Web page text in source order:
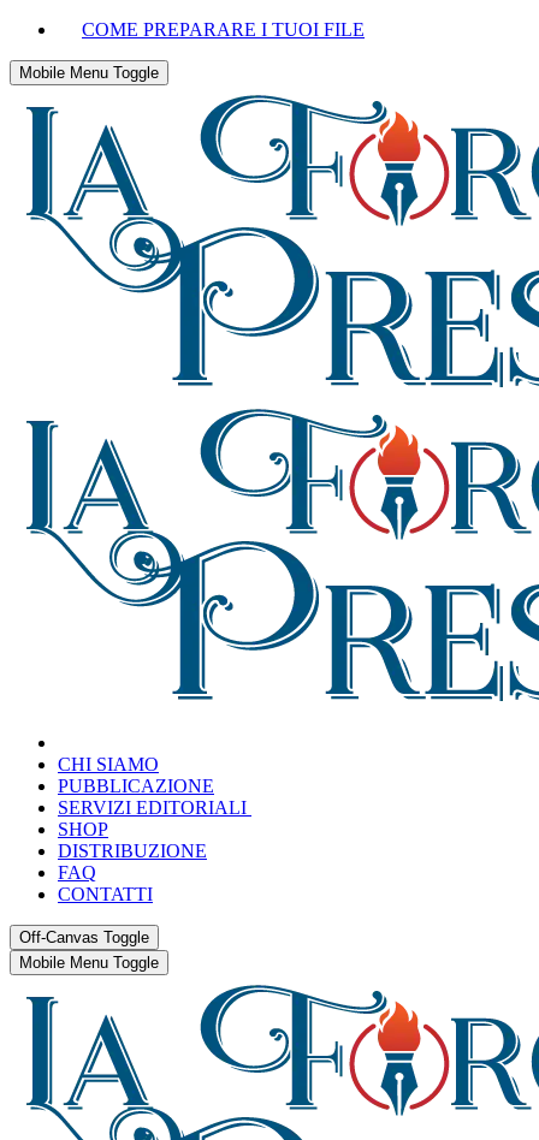
COME PREPARARE I TUOI FILE
Mobile Menu Toggle
CHI SIAMO
PUBBLICAZIONE
SERVIZI EDITORIALI
SHOP
DISTRIBUZIONE
FAQ
CONTATTI
Off-Canvas Toggle
Mobile Menu Toggle